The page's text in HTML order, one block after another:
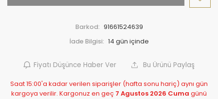
Barkod: 91661524639
İade Bilgisi:
Fiyatı Düşünce Haber Ver Bu Ürünü Paylaş
Saat 15:00'a kadar verilen siparişler (hafta sonu hariç) aynı gün
kargoya verilir. Kargonuz en geç 7 Agustos 2026 Cuma günü